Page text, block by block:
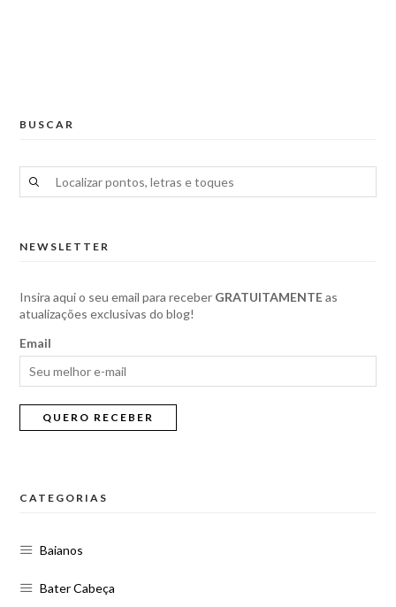
BUSCAR
NEWSLETTER
Insira aqui o seu email para receber GRATUITAMENTEas
atualizações exclusivas do blog!
Email
CATEGORIAS
Baianos
Bater Cabeça